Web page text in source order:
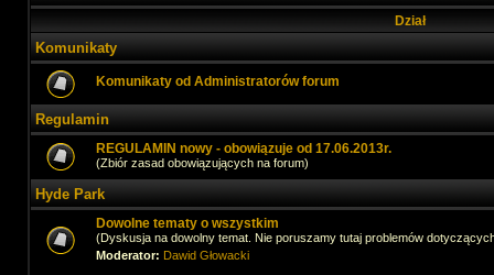
Dział
Komunikaty
Komunikaty od Administratorów forum
Regulamin
REGULAMIN nowy - obowiązuje od 17.06.2013r.
(Zbiór zasad obowiązujących na forum)
Hyde Park
Dowolne tematy o wszystkim
(Dyskusja na dowolny temat. Nie poruszamy tutaj problemów
Moderator: Dawid Głowacki